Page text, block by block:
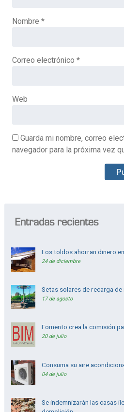
Nombre *
Correo electrónico *
Web
Guarda mi nombre, correo
navegador para la próxima vez
Entradas recientes
Los toldos ahorran dinero
24 de diciembre
Setas solares de recarga de
17 de agosto
Fomento crea la comisión
20 de julio
Consuma su aire
04 de julio
Se indemnizarán las casas